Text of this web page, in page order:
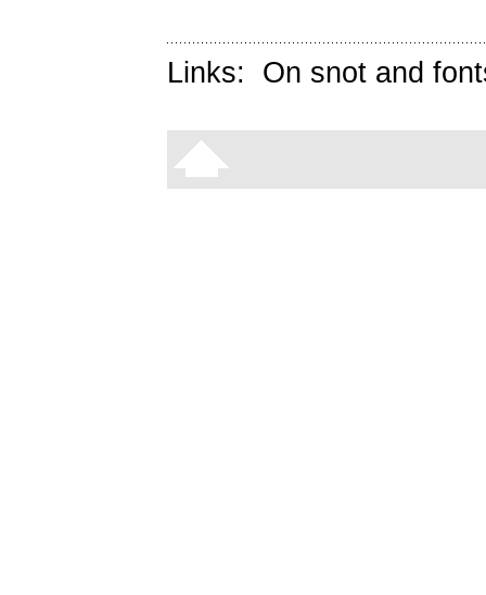
Links: On snot and